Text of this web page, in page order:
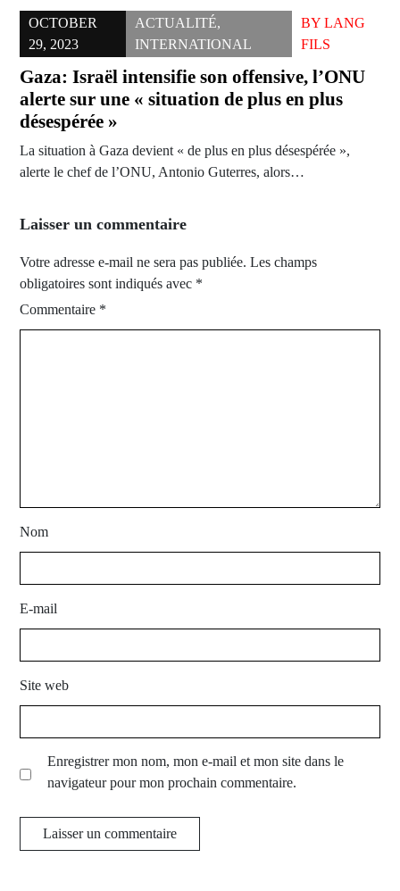
OCTOBER
29, 2023
ACTUALITÉ,
INTERNATIONAL
BYLANG
FILS
Gaza: Israël intensifie son offensive, l’ONU
alerte sur une « situation de plus en plus
désespérée »
La situation à Gaza devient « de plus en plus désespérée »,
alerte le chef de l’ONU, Antonio Guterres, alors…
Laisser un commentaire
Votre adresse e-mail ne sera pas publiée. Les champs
obligatoires sont indiqués avec *
Commentaire *
Nom
E-mail
Site web
Enregistrer mon nom, mon e-mail et mon site dans le
navigateur pour mon prochain commentaire.